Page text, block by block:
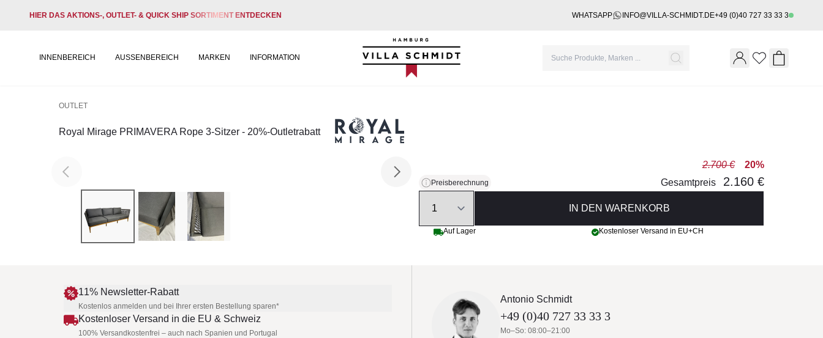
HIER DAS AKTIONS-, OUTLET- & QUICK SHIP SORTIMENT ENTDECKEN WHATSAPP INFO@VILLA-SCHMIDT.DE+49 (0)40 727 33 33 3
INNENBEREICH AUSSENBEREICH MARKEN INFORMATION
Villa Schmidt
Wishlist
OUTLET
Royal Mirage PRIMAVERA Rope 3-Sitzer - 20%-Outletrabatt
Preisberechnung
2.700 €
20%
Gesamtpreis
2.160 €
IN DEN WARENKORB
Auf Lager Kostenloser Versand in EU+CH
11% Newsletter-Rabatt
Kostenlos anmelden und bei Ihrer ersten Bestellung sparen*
Kostenloser Versand in die EU & Schweiz
100% Versandkostenfrei – auch nach Spanien und Portugal
Antonio Schmidt
+49 (0)40 727 33 33 3
Mo–So: 08:00–21:00